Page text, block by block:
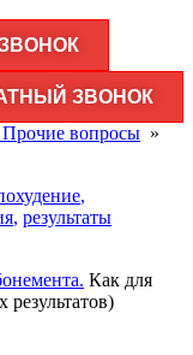
ЗВОНОК
Прочие вопросы »
,
, результаты
Как для